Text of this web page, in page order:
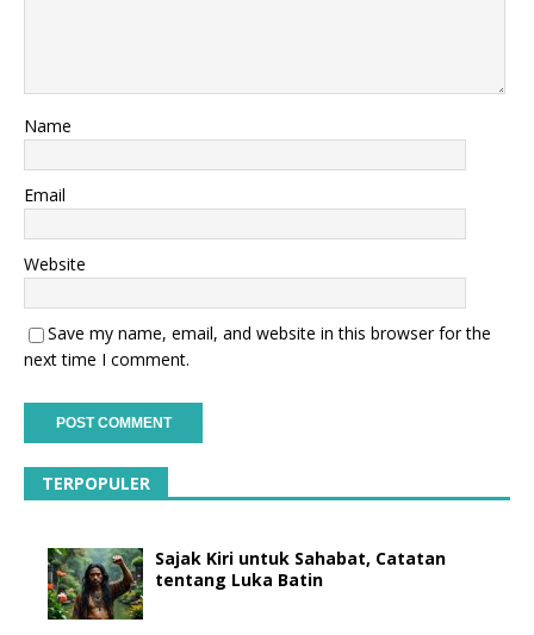
Name
Email
Website
Save my name, email, and website in this browser for the
next time I comment.
TERPOPULER
Sajak Kiri untuk Sahabat, Catatan
tentang Luka Batin